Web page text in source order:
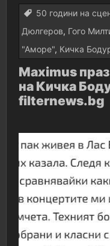
50 години на
Дюлгеров, Гого
"Аморе", Кичка
Maximus
на Кичка
filternews.bg